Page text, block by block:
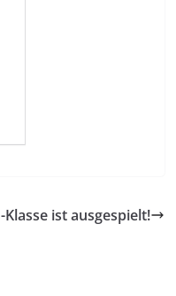
Klasse ist ausgespielt!